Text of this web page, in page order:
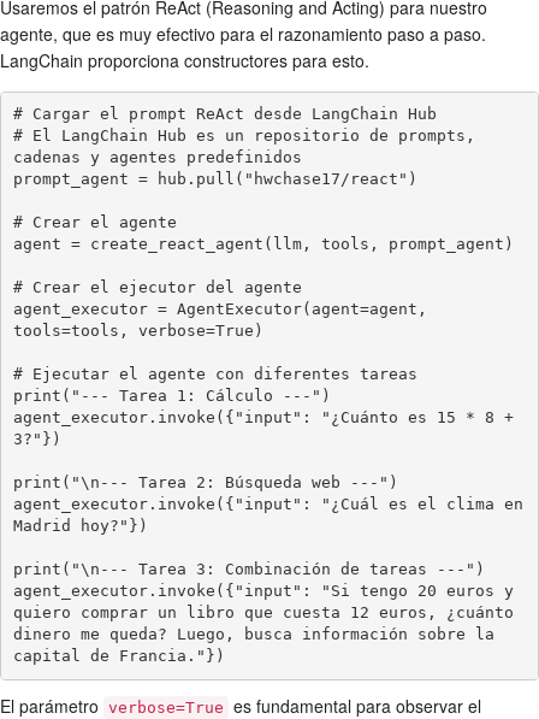
Usaremos el patrón ReAct (Reasoning and Acting) para nuestro
agente, que es muy efectivo para el razonamiento paso a paso.
LangChain proporciona constructores para esto.
# Cargar el prompt ReAct desde LangChain Hub
# El LangChain Hub es un repositorio de prompts,
cadenas y agentes predefinidos
prompt_agent = hub.pull("hwchase17/react")
# Crear el agente
agent = create_react_agent(llm, tools, prompt_agent)
# Crear el ejecutor del agente
agent_executor = AgentExecutor(agent=agent,
tools=tools, verbose=True)
# Ejecutar el agente con diferentes tareas
print("--- Tarea 1: Cálculo ---")
agent_executor.invoke({"input": "¿Cuánto es 15 * 8 +
3?"})
print("\n--- Tarea 2: Búsqueda web ---")
agent_executor.invoke({"input": "¿Cuál es el clima en
Madrid hoy?"})
print("\n--- Tarea 3: Combinación de tareas ---")
agent_executor.invoke({"input": "Si tengo 20 euros y
quiero comprar un libro que cuesta 12 euros, ¿cuánto
dinero me queda? Luego, busca información sobre la
capital de Francia."})
El parámetro verbose=True es fundamental para observar el